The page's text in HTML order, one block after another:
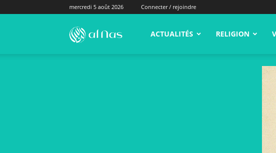
mercredi 5 août 2026 Connecter / rejoindre
alNas.fr ACTUALITÉS RELIGION